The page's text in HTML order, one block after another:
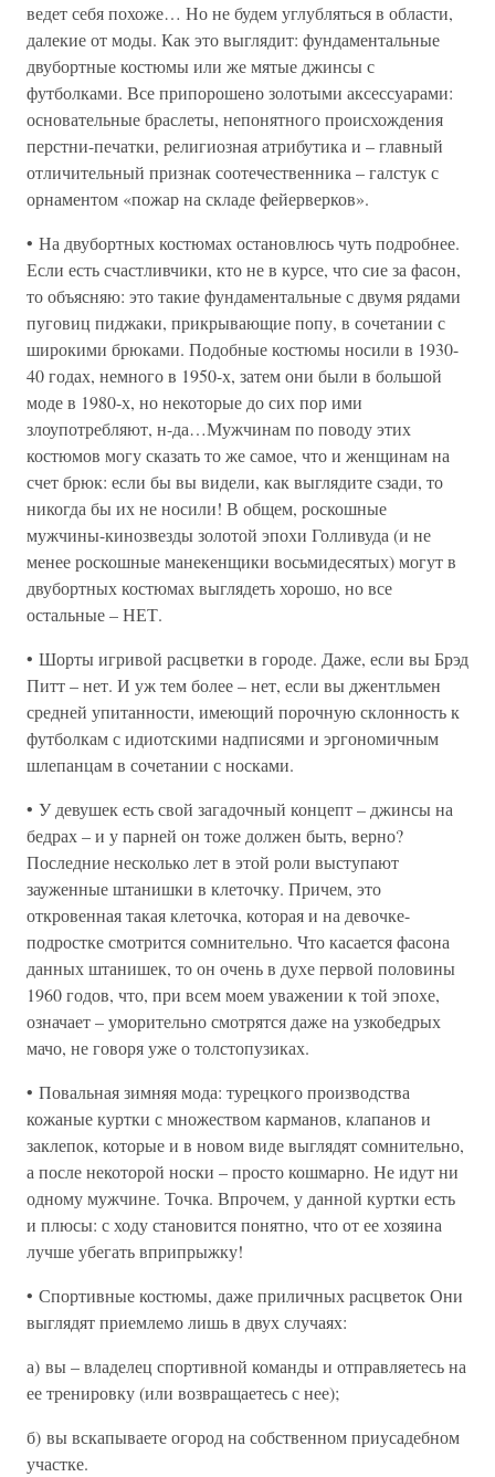
ведет себя похоже… Но не будем углубляться в области,
далекие от моды. Как это выглядит: фундаментальные
двубортные костюмы или же мятые джинсы с
футболками. Все припорошено золотыми аксессуарами:
основательные браслеты, непонятного происхождения
перстни-печатки, религиозная атрибутика и – главный
отличительный признак соотечественника – галстук с
орнаментом «пожар на складе фейерверков».
• На двубортных костюмах остановлюсь чуть подробнее.
Если есть счастливчики, кто не в курсе, что сие за фасон,
то объясняю: это такие фундаментальные с двумя рядами
пуговиц пиджаки, прикрывающие попу, в сочетании с
широкими брюками. Подобные костюмы носили в 1930-
40 годах, немного в 1950-х, затем они были в большой
моде в 1980-х, но некоторые до сих пор ими
злоупотребляют, н-да…Мужчинам по поводу этих
костюмов могу сказать то же самое, что и женщинам на
счет брюк: если бы вы видели, как выглядите сзади, то
никогда бы их не носили! В общем, роскошные
мужчины-кинозвезды золотой эпохи Голливуда (и не
менее роскошные манекенщики восьмидесятых) могут в
двубортных костюмах выглядеть хорошо, но все
остальные – НЕТ.
• Шорты игривой расцветки в городе. Даже, если вы Брэд
Питт – нет. И уж тем более – нет, если вы джентльмен
средней упитанности, имеющий порочную склонность к
футболкам с идиотскими надписями и эргономичным
шлепанцам в сочетании с носками.
• У девушек есть свой загадочный концепт – джинсы на
бедрах – и у парней он тоже должен быть, верно?
Последние несколько лет в этой роли выступают
зауженные штанишки в клеточку. Причем, это
откровенная такая клеточка, которая и на девочке-
подростке смотрится сомнительно. Что касается фасона
данных штанишек, то он очень в духе первой половины
1960 годов, что, при всем моем уважении к той эпохе,
означает – уморительно смотрятся даже на узкобедрых
мачо, не говоря уже о толстопузиках.
• Повальная зимняя мода: турецкого производства
кожаные куртки с множеством карманов, клапанов и
заклепок, которые и в новом виде выглядят сомнительно,
а после некоторой носки – просто кошмарно. Не идут ни
одному мужчине. Точка. Впрочем, у данной куртки есть
и плюсы: с ходу становится понятно, что от ее хозяина
лучше убегать вприпрыжку!
• Спортивные костюмы, даже приличных расцветок Они
выглядят приемлемо лишь в двух случаях:
а) вы – владелец спортивной команды и отправляетесь на
ее тренировку (или возвращаетесь с нее);
б) вы вскапываете огород на собственном приусадебном
участке.